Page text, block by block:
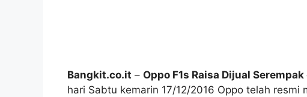
Bangkit.co.it – Oppo F1s Raisa Dijual
hari Sabtu kemarin 17/12/2016 Oppo telah